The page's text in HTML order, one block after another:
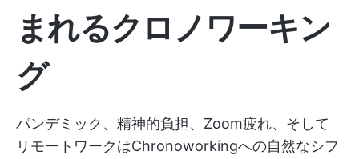
まれるクロノワーキン
グ
パンデミック、精神的負担、Zoom疲れ、そして
リモートワークはChronoworkingへの自然なシフ